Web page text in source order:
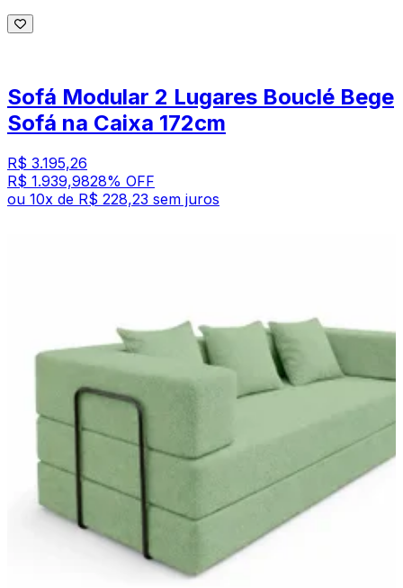
Sofá Modular 2 Lugares Bouclé Bege
Sofá na Caixa 172cm
R$ 3.195,26
R$ 1.939,9828% OFF
ou 10x de R$ 228,23 sem juros